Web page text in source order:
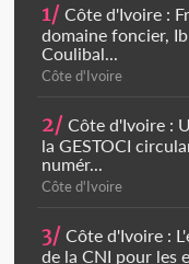
1/ Côte d'Ivoire :
domaine foncier,
Coulibal...
Côte d'Ivoire
2/ Côte d'Ivoire :
la GESTOCI
numér...
Côte d'Ivoire
3/ Côte d'Ivoire :
de la CNI pour les